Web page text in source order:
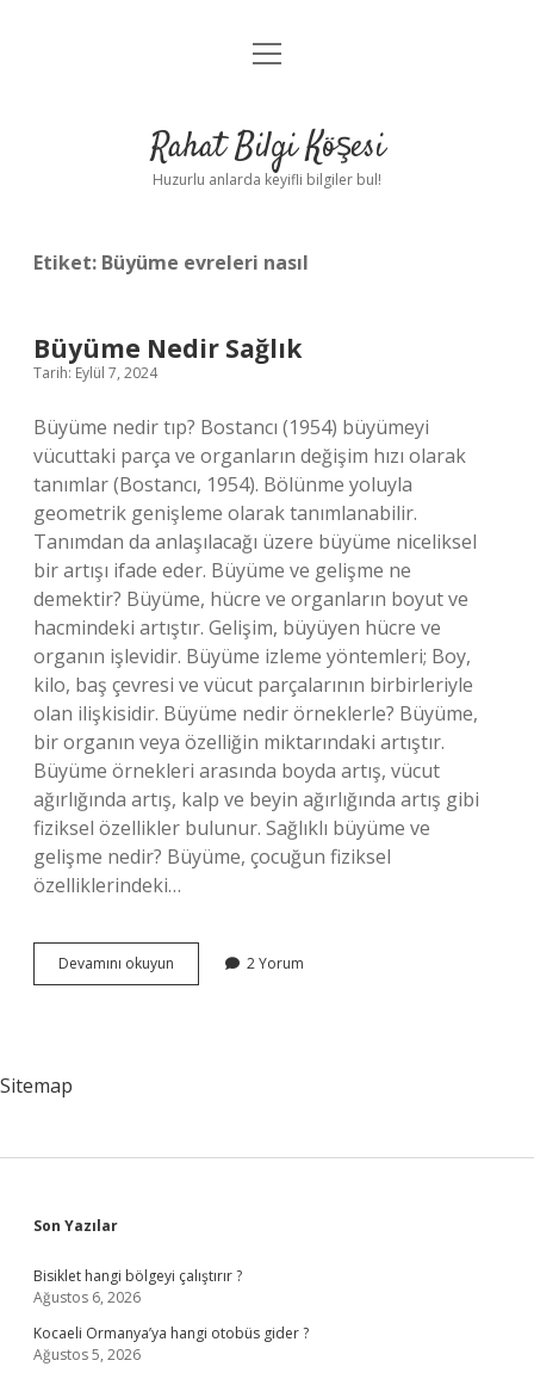
Anasayfa
Yasal Uyarı
menüyü
Rahat Bilgi Köşesi
Huzurlu anlarda keyifli bilgiler bul!
Etiket: Büyüme evreleri nasıl
Büyüme Nedir Sağlık
Tarih: Eylül 7, 2024
Büyüme nedir tıp? Bostancı (1954) büyümeyi
vücuttaki parça ve organların değişim hızı olarak
tanımlar (Bostancı, 1954). Bölünme yoluyla
geometrik genişleme olarak tanımlanabilir.
Tanımdan da anlaşılacağı üzere büyüme niceliksel
bir artışı ifade eder. Büyüme ve gelişme ne
demektir? Büyüme, hücre ve organların boyut ve
hacmindeki artıştır. Gelişim, büyüyen hücre ve
organın işlevidir. Büyüme izleme yöntemleri; Boy,
kilo, baş çevresi ve vücut parçalarının birbirleriyle
olan ilişkisidir. Büyüme nedir örneklerle? Büyüme,
bir organın veya özelliğin miktarındaki artıştır.
Büyüme örnekleri arasında boyda artış, vücut
ağırlığında artış, kalp ve beyin ağırlığında artış gibi
fiziksel özellikler bulunur. Sağlıklı büyüme ve
gelişme nedir? Büyüme, çocuğun fiziksel
özelliklerindeki…
Devamını okuyun Büyüme
Nedir
2 Yorum
Sitemap
Sidebar
Son Yazılar
Bisiklet hangi bölgeyi çalıştırır ?
Ağustos 6, 2026
Kocaeli Ormanya’ya hangi otobüs gider ?
Ağustos 5, 2026